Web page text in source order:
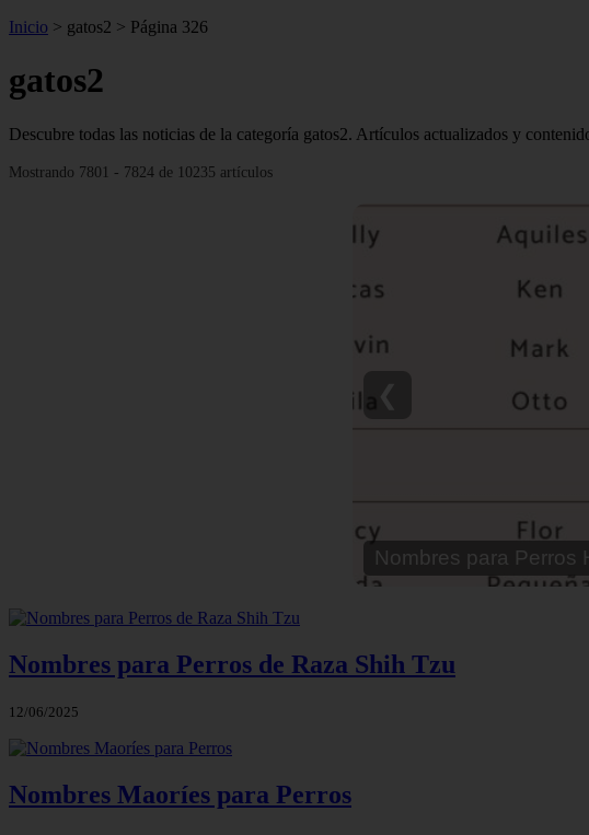
Inicio > gatos2 > Página 326
gatos2
Descubre todas las noticias de la categoría gatos2. Artículos actualizados y
Mostrando 7801 - 7824 de 10235 artículos
Nombre para Parejas
Nombres para Perros de Raza Shih Tzu
12/06/2025
Nombres Maoríes para Perros